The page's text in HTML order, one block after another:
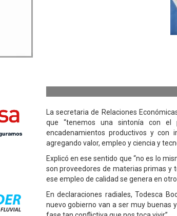
La secretaria de Relaciones
que “tenemos una sintonía con
encadenamientos productivos y
agregando valor, empleo y ciencia y
Explicó en ese sentido que “no es lo
son proveedores de materias primas y
ese empleo de calidad se genera en otro
En declaraciones radiales, Todesca
nuevo gobierno van a ser muy buenas